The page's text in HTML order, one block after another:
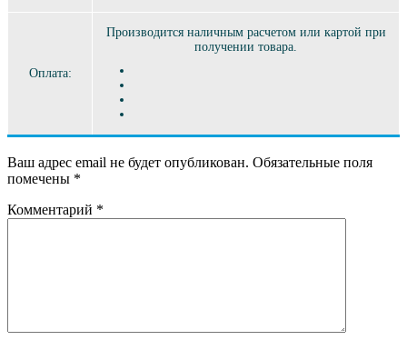
Оплата:
Производится наличным расчетом или картой при
получении товара.
Ваш адрес email не будет опубликован. Обязательные поля
помечены *
Комментарий *